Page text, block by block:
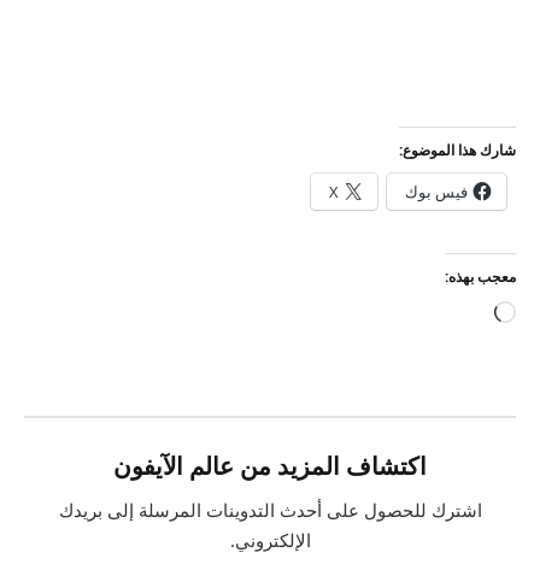
شارك هذا الموضوع:
فيس بوك X
معجب بهذه:
جاري
اكتشاف المزيد من عالم الآيفون
اشترك للحصول على أحدث التدوينات المرسلة إلى بريدك
الإلكتروني.